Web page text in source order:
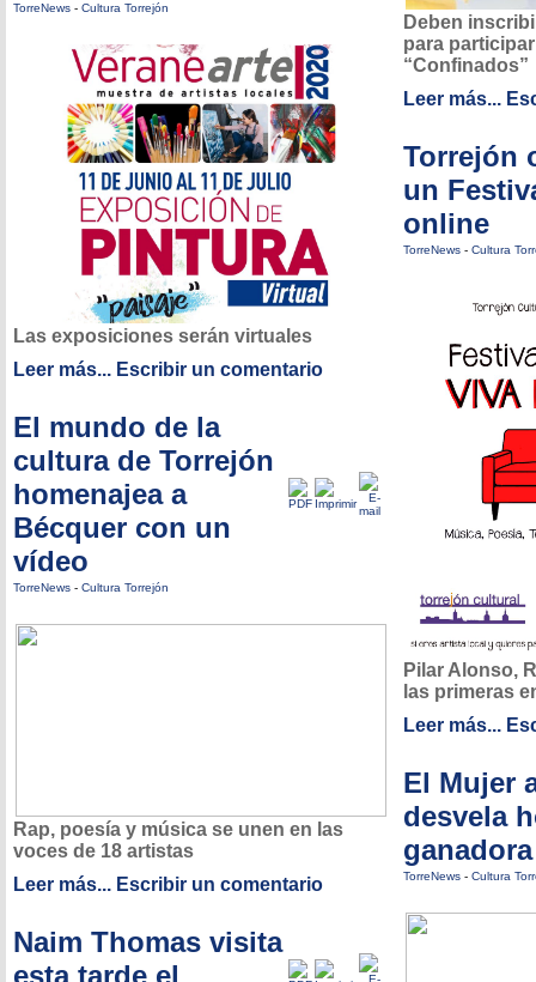
TorreNews - Cultura Torrejón
Las exposiciones serán virtuales
Leer más... Escribir un comentario
El mundo de la
cultura de Torrejón
homenajea a
Bécquer con un
vídeo
TorreNews - Cultura Torrejón
Rap, poesía y música se unen en las
voces de 18 artistas
Leer más... Escribir un comentario
Naim Thomas visita
esta tarde el
Deben
para
“Confinados”
Leer más...
Torrejón
un
online
TorreNews - Cultura
Pilar Alonso,
las primeras
Leer más...
El Mujer
desvela
ganadora
TorreNews - Cultura